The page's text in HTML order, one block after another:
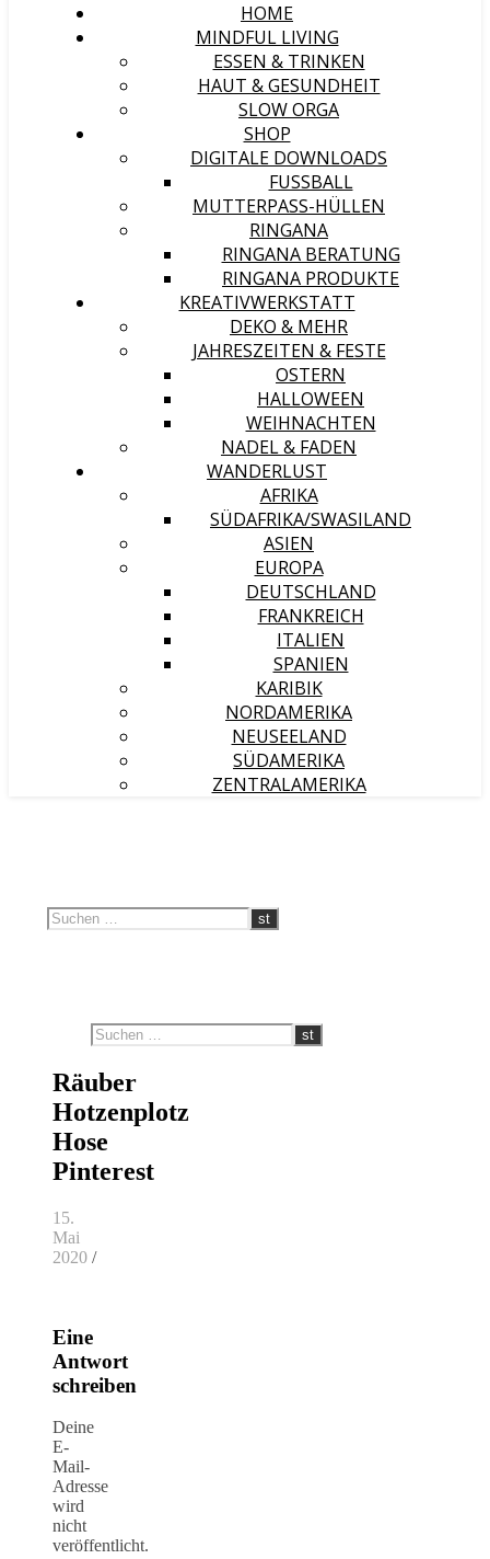
HOME
MINDFUL LIVING
ESSEN & TRINKEN
HAUT & GESUNDHEIT
SLOW ORGA
SHOP
DIGITALE DOWNLOADS
FUSSBALL
MUTTERPASS-HÜLLEN
RINGANA
RINGANA BERATUNG
RINGANA PRODUKTE
KREATIVWERKSTATT
DEKO & MEHR
JAHRESZEITEN & FESTE
OSTERN
HALLOWEEN
WEIHNACHTEN
NADEL & FADEN
WANDERLUST
AFRIKA
SÜDAFRIKA/SWASILAND
ASIEN
EUROPA
DEUTSCHLAND
FRANKREICH
ITALIEN
SPANIEN
KARIBIK
NORDAMERIKA
NEUSEELAND
SÜDAMERIKA
ZENTRALAMERIKA
Räuber
Hotzenplotz
Hose
Pinterest
15.
Mai
2020 /
Eine
Antwort
schreiben
Deine
E-
Mail-
Adresse
wird
nicht
veröffentlicht.